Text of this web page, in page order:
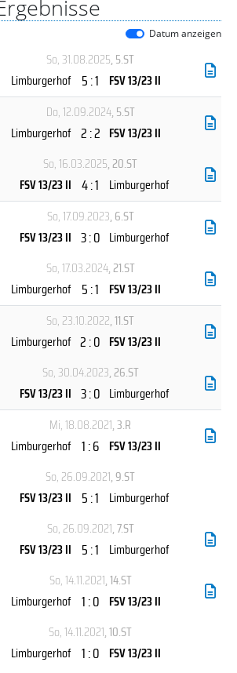
Datum anzeigen
So, 31.08.2025, 5.ST
Limburgerhof 5 : 1 FSV 13/23 II
Do, 12.09.2024, 5.ST
Limburgerhof 2 : 2 FSV 13/23 II
So, 16.03.2025, 20.ST
FSV 13/23 II 4 : 1 Limburgerhof
So, 17.09.2023, 6.ST
FSV 13/23 II 3 : 0 Limburgerhof
So, 17.03.2024, 21.ST
Limburgerhof 5 : 1 FSV 13/23 II
So, 23.10.2022, 11.ST
Limburgerhof 2 : 0 FSV 13/23 II
So, 30.04.2023, 26.ST
FSV 13/23 II 3 : 0 Limburgerhof
Mi, 18.08.2021, 3.R
Limburgerhof 1 : 6 FSV 13/23 II
So, 26.09.2021, 9.ST
FSV 13/23 II 5 : 1 Limburgerhof
So, 26.09.2021, 7.ST
FSV 13/23 II 5 : 1 Limburgerhof
So, 14.11.2021, 14.ST
Limburgerhof 1 : 0 FSV 13/23 II
So, 14.11.2021, 10.ST
Limburgerhof 1 : 0 FSV 13/23 II